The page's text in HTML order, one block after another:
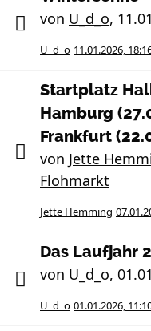
von U_d_o,
U_d_o 11.01.2026,
Startplatz
Hamburg
Frankfurt
von Jette
Flohmarkt
Jette Hemming
Das Laufjahr
von U_d_o,
U_d_o 01.01.2026,